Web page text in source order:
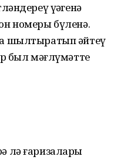
үҙәгенә
номеры бүленә.
шылтыратып әйтеү
был мәғлүмәтте
лә ғаризаларҙы